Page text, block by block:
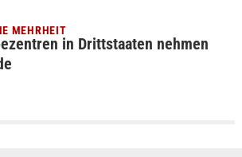
MEHRHEIT
in Drittstaaten nehmen